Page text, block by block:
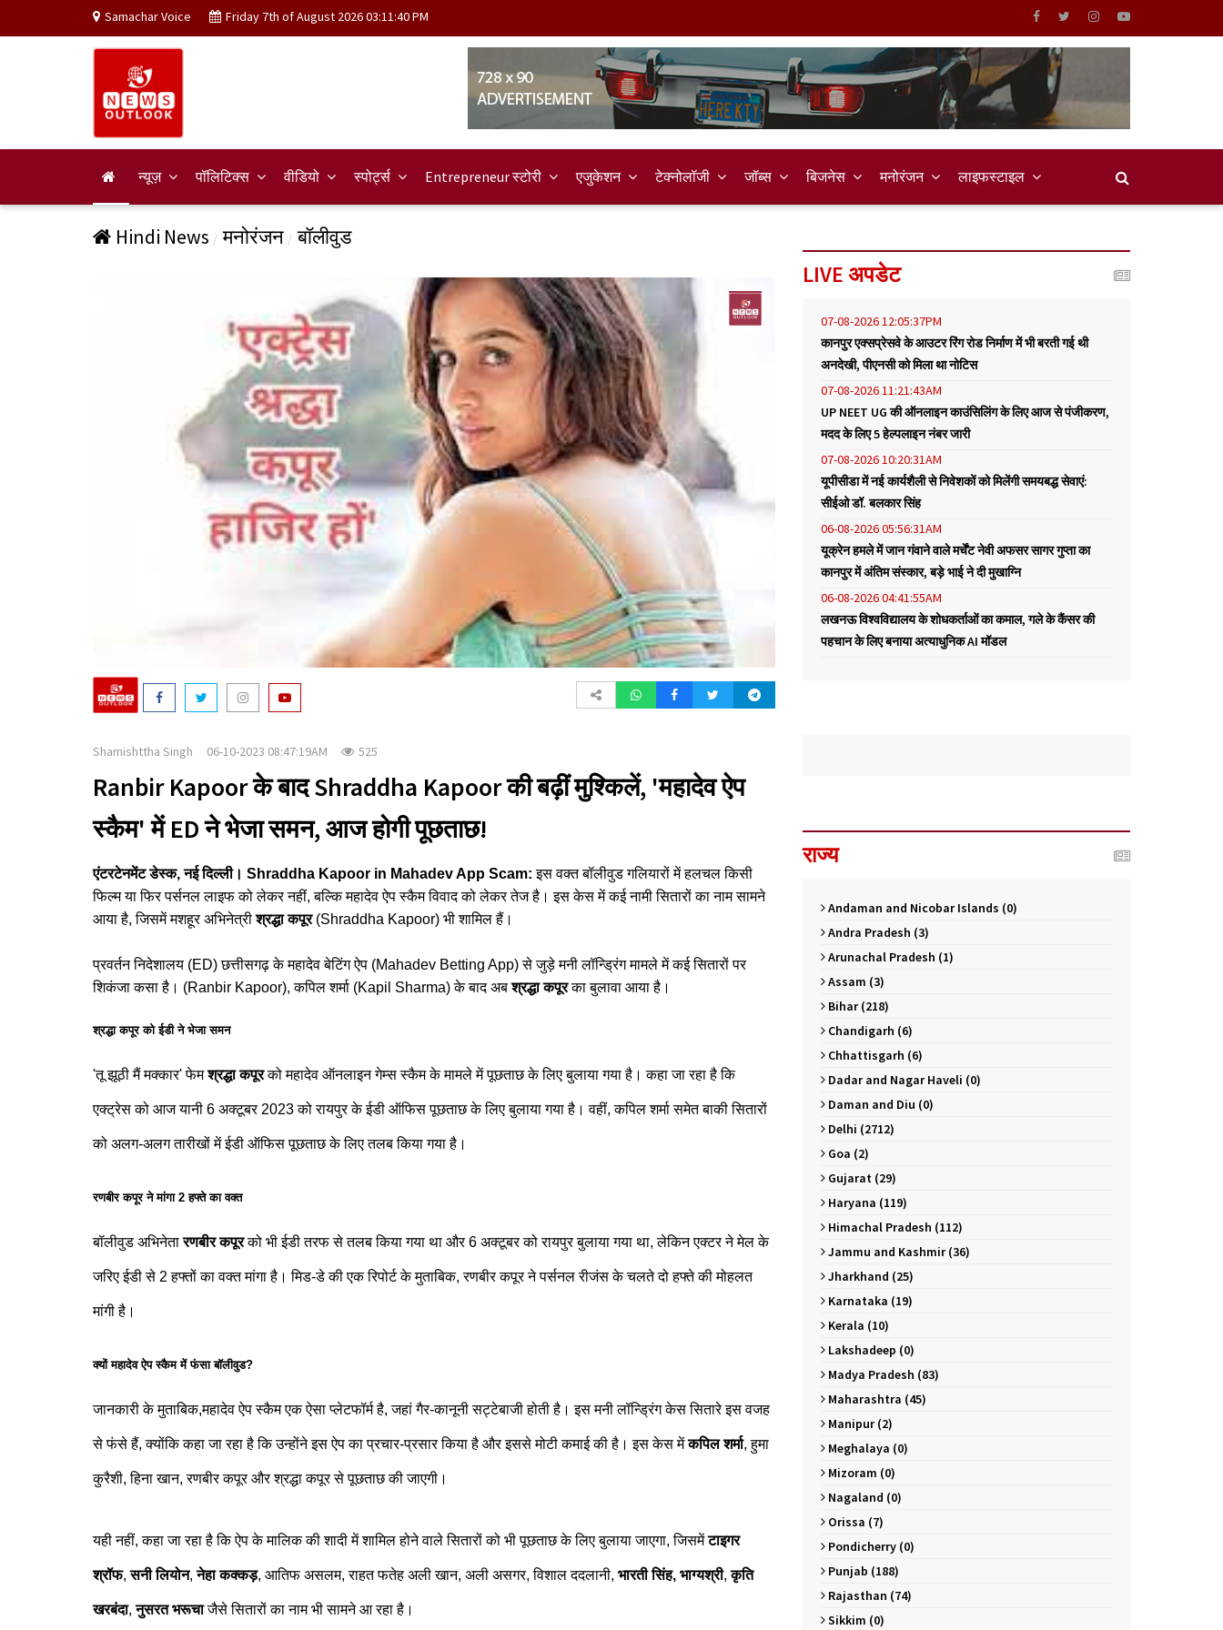
Samachar Voice Friday 7th of August 2026 03:11:40 PM
न्यूज़ पॉलिटिक्स वीडियो स्पोर्ट्स Entrepreneur स्टोरी एजुकेशन टेक्नोलॉजी जॉब्स बिजनेस मनोरंजन लाइफस्टाइल
Hindi News मनोरंजन बॉलीवुड
Shamishttha Singh 06-10-2023 08:47:19AM 525
Ranbir Kapoor के बाद Shraddha Kapoor की बढ़ीं मुश्किलें, 'महादेव ऐप
स्कैम' में ED ने भेजा समन, आज होगी पूछताछ!
एंटरटेनमेंट डेस्क, नई दिल्ली। Shraddha Kapoor in Mahadev App Scam: इस वक्त बॉलीवुड गलियारों में हलचल किसी
फिल्म या फिर पर्सनल लाइफ को लेकर नहीं, बल्कि महादेव ऐप स्कैम विवाद को लेकर तेज है। इस केस में कई नामी सितारों का नाम सामने
आया है, जिसमें मशहूर अभिनेत्रीश्रद्धा कपूर(Shraddha Kapoor) भी शामिल हैं।
प्रवर्तन निदेशालय (ED) छत्तीसगढ़ के महादेव बेटिंग ऐप (Mahadev Betting App) से जुड़े मनी लॉन्ड्रिंग मामले में कई सितारों पर
शिकंजा कसा है। (Ranbir Kapoor), कपिल शर्मा (Kapil Sharma) के बाद अबश्रद्धा कपूरका बुलावा आया है।
श्रद्धा कपूर को ईडी ने भेजा समन
'तू झूठी मैं मक्कार' फेमश्रद्धा कपूरको महादेव ऑनलाइन गेम्स स्कैम के मामले में पूछताछ के लिए बुलाया गया है। कहा जा रहा है कि
एक्ट्रेस को आज यानी 6 अक्टूबर 2023 को रायपुर के ईडी ऑफिस पूछताछ के लिए बुलाया गया है। वहीं, कपिल शर्मा समेत बाकी सितारों
को अलग-अलग तारीखों में ईडी ऑफिस पूछताछ के लिए तलब किया गया है।
रणबीर कपूर ने मांगा 2 हफ्ते का वक्त
बॉलीवुड अभिनेतारणबीर कपूरको भी ईडी तरफ से तलब किया गया था और 6 अक्टूबर को रायपुर बुलाया गया था, लेकिन एक्टर ने मेल के
जरिए ईडी से 2 हफ्तों का वक्त मांगा है। मिड-डे की एक रिपोर्ट के मुताबिक, रणबीर कपूर ने पर्सनल रीजंस के चलते दो हफ्ते की मोहलत
मांगी है।
क्यों महादेव ऐप स्कैम में फंसा बॉलीवुड?
जानकारी के मुताबिक,महादेव ऐप स्कैम एक ऐसा प्लेटफॉर्म है, जहां गैर-कानूनी सट्टेबाजी होती है। इस मनी लॉन्ड्रिंग केस सितारे इस वजह
से फंसे हैं, क्योंकि कहा जा रहा है कि उन्होंने इस ऐप का प्रचार-प्रसार किया है और इससे मोटी कमाई की है। इस केस मेंकपिल शर्मा, हुमा
कुरैशी, हिना खान, रणबीर कपूर और श्रद्धा कपूर से पूछताछ की जाएगी।
यही नहीं, कहा जा रहा है कि ऐप के मालिक की शादी में शामिल होने वाले सितारों को भी पूछताछ के लिए बुलाया जाएगा, जिसमेंटाइगर
श्रॉफ,सनी लियोन,नेहा कक्कड़, आतिफ असलम, राहत फतेह अली खान, अली असगर, विशाल ददलानी, भारती सिंह, भाग्यश्री,कृति
खरबंदा,नुसरत भरूचाजैसे सितारों का नाम भी सामने आ रहा है।
LIVE अपडेट
07-08-2026 12:05:37PM
कानपुर एक्सप्रेसवे के आउटर रिंग रोड निर्माण में भी बरती गई थी
अनदेखी, पीएनसी को मिला था नोटिस
07-08-2026 11:21:43AM
UP NEET UG की ऑनलाइन काउंसिलिंग के लिए आज से पंजीकरण,
मदद के लिए 5 हेल्पलाइन नंबर जारी
07-08-2026 10:20:31AM
यूपीसीडा में नई कार्यशैली से निवेशकों को मिलेंगी समयबद्ध सेवाएं:
सीईओ डॉ. बलकार सिंह
06-08-2026 05:56:31AM
यूक्रेन हमले में जान गंवाने वाले मर्चेंट नेवी अफसर सागर गुप्ता का
कानपुर में अंतिम संस्कार, बड़े भाई ने दी मुखाग्नि
06-08-2026 04:41:55AM
लखनऊ विश्वविद्यालय के शोधकर्ताओं का कमाल, गले के कैंसर की
पहचान के लिए बनाया अत्याधुनिक AI मॉडल
राज्य
Andaman and Nicobar Islands (0)
Andra Pradesh (3)
Arunachal Pradesh (1)
Assam (3)
Bihar (218)
Chandigarh (6)
Chhattisgarh (6)
Dadar and Nagar Haveli (0)
Daman and Diu (0)
Delhi (2712)
Goa (2)
Gujarat (29)
Haryana (119)
Himachal Pradesh (112)
Jammu and Kashmir (36)
Jharkhand (25)
Karnataka (19)
Kerala (10)
Lakshadeep (0)
Madya Pradesh (83)
Maharashtra (45)
Manipur (2)
Meghalaya (0)
Mizoram (0)
Nagaland (0)
Orissa (7)
Pondicherry (0)
Punjab (188)
Rajasthan (74)
Sikkim (0)